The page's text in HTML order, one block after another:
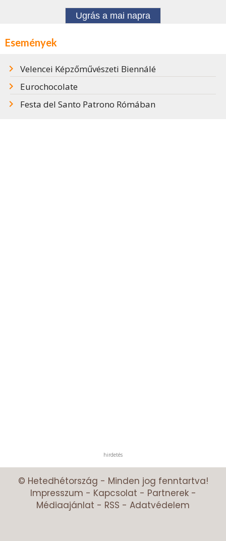
Ugrás a mai napra
Események
Velencei Képzőművészeti Biennálé
Eurochocolate
Festa del Santo Patrono Rómában
hirdetés
© Hetedhétország - Minden jog fenntartva!
Impresszum - Kapcsolat - Partnerek-
Médiaajánlat - RSS - Adatvédelem